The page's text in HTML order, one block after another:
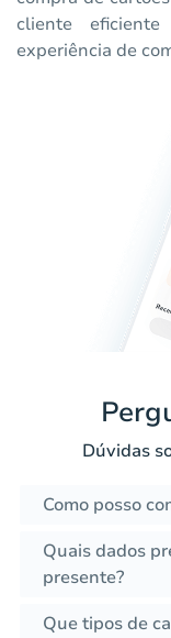
cliente
experiência de
Dúvidas
Como posso
Quais dados
presente?
Que tipos de